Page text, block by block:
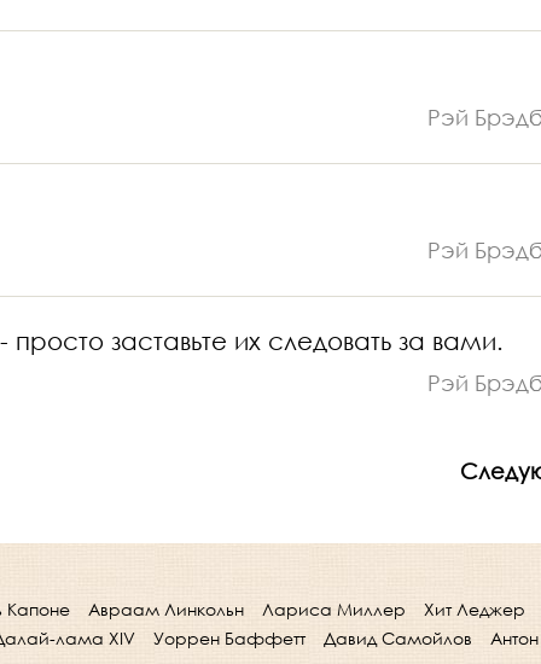
Рэй
Рэй
заставьте их следовать за вами.
Рэй
Капоне Авраам Линкольн Лариса Миллер
Хит Леджер
лама XIV Уоррен Баффетт Давид Самойлов